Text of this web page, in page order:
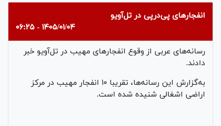
انفجارهای پی‌درپی در تل‌آویو
۱۴۰۵/۰۱/۰۴ - ۰۶:۲۵
رسانه‌های عربی از وقوع انفجارهای مهیب در تل‌آویو خبر
دادند.
به‌گزارش این رسانه‌ها، تقریبا ۱۰ انفجار مهیب در مرکز
اراضی اشغالی شنیده شده است.